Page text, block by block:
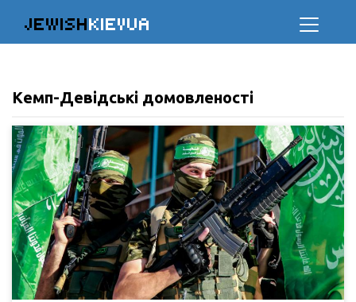
JEWISHKIEVUA
Кемп-Девідські домовленості